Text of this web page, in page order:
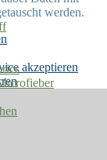
werden.
akzeptieren